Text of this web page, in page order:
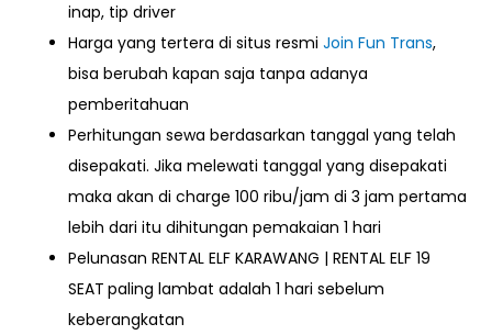
inap, tip driver
Harga yang tertera di situs resmi Join Fun Trans,
bisa berubah kapan saja tanpa adanya
pemberitahuan
Perhitungan sewa berdasarkan tanggal yang telah
disepakati. Jika melewati tanggal yang disepakati
maka akan di charge 100 ribu/jam di 3 jam pertama
lebih dari itu dihitungan pemakaian 1 hari
Pelunasan RENTAL ELF KARAWANG | RENTAL ELF 19
SEAT paling lambat adalah 1 hari sebelum
keberangkatan